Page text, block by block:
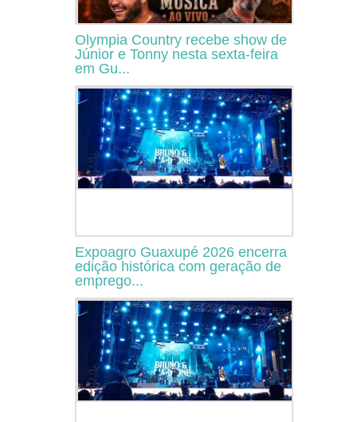
Olympia Country recebe show de
Júnior e Tonny nesta sexta-feira
em Gu...
Expoagro Guaxupé 2026 encerra
edição histórica com geração de
emprego...